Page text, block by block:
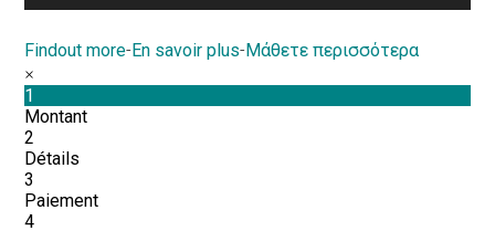
Findout more-En savoir plus-Μάθετε περισσότερα